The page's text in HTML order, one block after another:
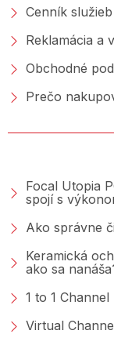
Cenník služieb
Reklamácia a
Obchodné
Prečo
Focal Utopia
spojí s
Ako správne
Keramická
ako sa
1 to 1
Virtual